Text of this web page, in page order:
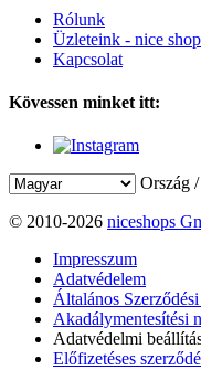
Rólunk
Üzleteink - nice
Kapcsolat
Kövessen minket itt:
Ország
© 2010-2026 niceshops
Impresszum
Adatvédelem
Általános
Akadálymentesítési
Adatvédelmi
Előfizetéses